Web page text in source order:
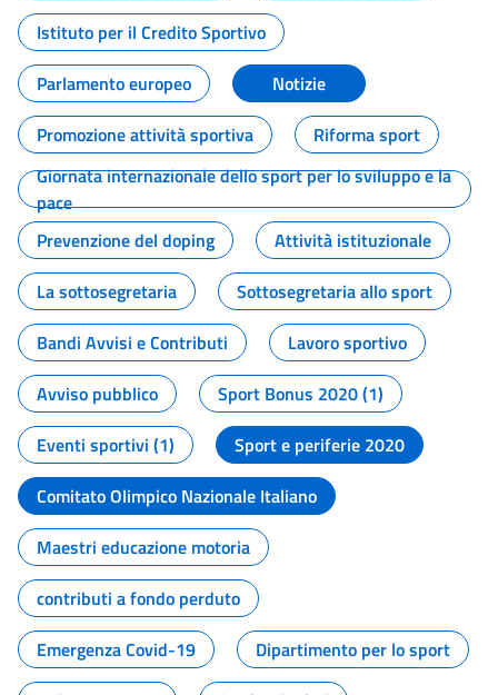
Istituto per il Credito Sportivo
Parlamento europeo
Notizie
Promozione attività sportiva
Riforma sport
Giornata internazionale dello sport per lo sviluppo e la
pace
Prevenzione del doping
Attività istituzionale
La sottosegretaria
Sottosegretaria allo sport
Bandi Avvisi e Contributi
Lavoro sportivo
Avviso pubblico
Sport Bonus 2020 (1)
Eventi sportivi (1)
Sport e periferie 2020
Comitato Olimpico Nazionale Italiano
Maestri educazione motoria
contributi a fondo perduto
Emergenza Covid-19
Dipartimento per lo sport